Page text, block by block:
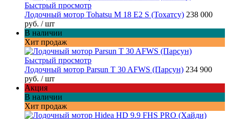
Быстрый просмотр
Лодочный мотор Tohatsu M 18 E2 S (Тохатсу) 238 000
руб. / шт
В наличии
Хит продаж
Быстрый просмотр
Лодочный мотор Parsun T 30 AFWS (Парсун) 234 900
руб. / шт
Акция
В наличии
Хит продаж